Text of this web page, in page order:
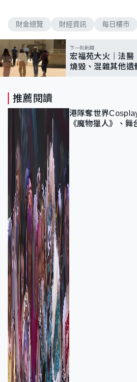
財金總覽 財經資訊 每日樓市
下一則新聞
宏福苑大火｜法
燒毀、混雜其他
推薦閱讀
港隊奪世界
《魔物獵人》、